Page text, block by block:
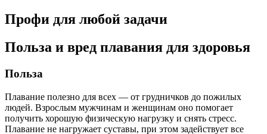
Профи для любой задачи
Польза и вред плавания для здоровья
Польза
Плавание полезно для всех — от грудничков до пожилых
людей. Взрослым мужчинам и женщинам оно помогает
получить хорошую физическую нагрузку и снять стресс.
Плавание не нагружает суставы, при этом задействует все